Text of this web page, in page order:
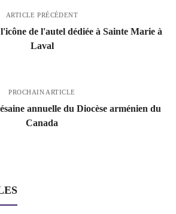
ARTICLE PRÉCÉDENT
de l'autel dédiée à Sainte Marie à
Laval
PROCHAIN ARTICLE
annuelle du Diocèse arménien du
Canada